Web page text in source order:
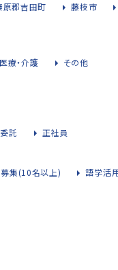
原郡吉田町 藤枝市
医療・介護 その他
託 正社員
集(10名以上) 語学活